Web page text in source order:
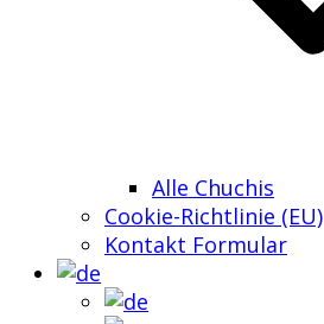
Alle Chuchis
Cookie-Richtlinie (EU)
Kontakt Formular